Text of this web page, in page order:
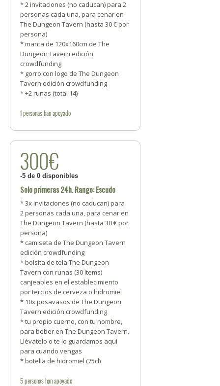
* 2 invitaciones (no caducan) para 2
personas cada una, para cenar en
The Dungeon Tavern (hasta 30 € por
persona)
* manta de 120x160cm de The
Dungeon Tavern edición
crowdfunding
* gorro con logo de The Dungeon
Tavern edición crowdfunding
* +2 runas (total 14)
1personashan apoyado
300€
-5 de 0 disponibles
Solo primeras 24h. Rango: Escudo
* 3x invitaciones (no caducan) para
2 personas cada una, para cenar en
The Dungeon Tavern (hasta 30 € por
persona)
* camiseta de The Dungeon Tavern
edición crowdfunding
* bolsita de tela The Dungeon
Tavern con runas (30 ítems)
canjeables en el establecimiento
por tercios de cerveza o hidromiel
* 10x posavasos de The Dungeon
Tavern edición crowdfunding
* tu propio cuerno, con tu nombre,
para beber en The Dungeon Tavern.
Llévatelo o te lo guardamos aquí
para cuando vengas
* botella de hidromiel (75cl)
5personashan apoyado